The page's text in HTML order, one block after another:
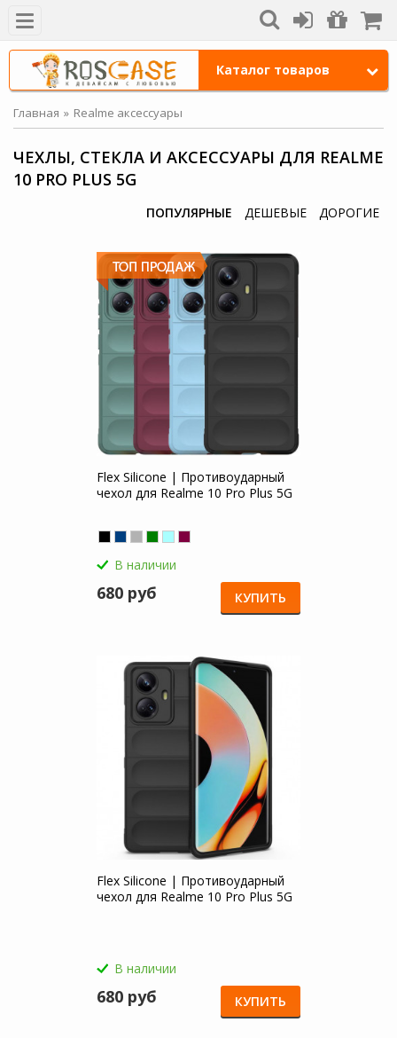
Каталог товаров
Главная Realme аксессуары
ЧЕХЛЫ, СТЕКЛА И АКСЕССУАРЫ ДЛЯ REALME
10 PRO PLUS 5G
ПОПУЛЯРНЫЕ ДЕШЕВЫЕ ДОРОГИЕ
Flex Silicone | Противоударный
чехол для Realme 10 Pro Plus 5G
В наличии
680 руб КУПИТЬ
Flex Silicone | Противоударный
чехол для Realme 10 Pro Plus 5G
В наличии
680 руб КУПИТЬ